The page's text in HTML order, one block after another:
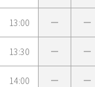
13:00
13:30
14:00